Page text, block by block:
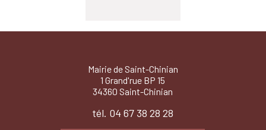
Mairie de Saint-Chinian
1 Grand'rue BP 15
34360 Saint-Chinian
tél. 04 67 38 28 28